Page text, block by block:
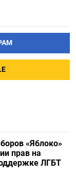
«Яблоко»
прав на
ЛГБТ